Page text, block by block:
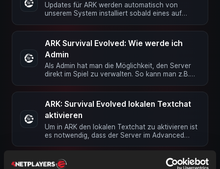
Updates für ARK werden automatisch von
unserem System installiert sobald eines auf
ARK Survival Evolved: Wie werde ich
Admin
Als Admin hat man die Möglichkeit, den Server
direkt im Spiel zu verwalten. So kann man z.B.
ARK: Survival Evolved lokalen Textchat
aktivieren
Um in ARK den lokalen Textchat zu aktivieren ist
es notwendig, dass der Server im Advanced
ARK: Survival Evolved Spieler Gamma